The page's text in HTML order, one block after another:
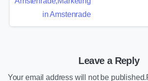
Leave a Reply
Your email address will not be